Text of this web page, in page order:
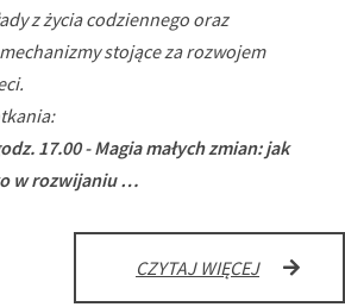
z życia codziennego oraz
stojące za rozwojem
17.00 - Magia małych zmian: jak
w rozwijaniu …
CZYTAJ WIĘCEJMAGIA